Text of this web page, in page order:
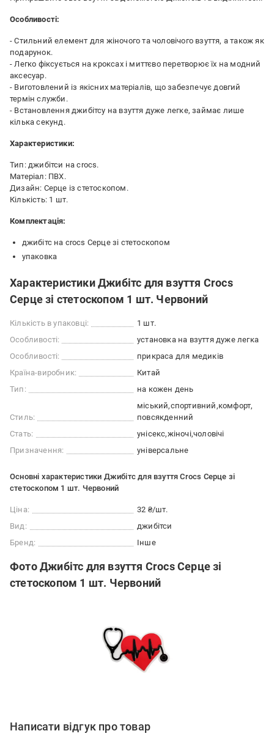
Особливості:
- Стильний елемент для жіночого та чоловічого взуття, а також як
подарунок.
- Легко фіксується на кроксах і миттєво перетворює їх на модний
аксесуар.
- Виготовлений із якісних матеріалів, що забезпечує довгий
термін служби.
- Встановлення джибітсу на взуття дуже легке, займає лише
кілька секунд.
Характеристики:
Тип: джибітси на crocs.
Матеріал: ПВХ.
Дизайн: Серце із стетоскопом.
Кількість: 1 шт.
Комплектація:
джибітс на crocs Серце зі стетоскопом
упаковка
Характеристики Джибітс для взуття Crocs
Серце зі стетоскопом 1 шт. Червоний
Кількість в упаковці:
1 шт.
Особливості:
установка на взуття дуже легка
Особливості:
прикраса для медиків
Країна-виробник:
Китай
Тип:
на кожен день
Стиль:
міський спортивний комфорт
повсякденний
Стать:
унісекс жіночі чоловічі
Призначення:
універсальне
Основні характеристики Джибітс для взуття Crocs Серце зі
стетоскопом 1 шт. Червоний
Ціна:
32 ₴/шт.
Вид:
джибітси
Бренд:
Інше
Фото Джибітс для взуття Crocs Серце зі
стетоскопом 1 шт. Червоний
Написати відгук про товар